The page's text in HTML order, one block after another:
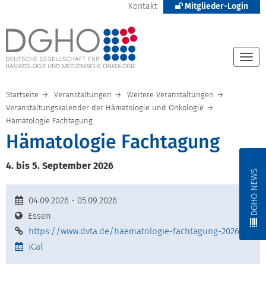
Kontakt Mitglieder-Login
DGHO NEWS
Startseite Veranstaltungen
Weitere Veranstaltungen
Veranstaltungskalender der Hämatologie und Onkologie
Hämatologie Fachtagung
Hämatologie Fachtagung
4. bis 5. September 2026
04.09.2026 - 05.09.2026
Essen
https://www.dvta.de/haematologie-fachtagung-2026
iCal